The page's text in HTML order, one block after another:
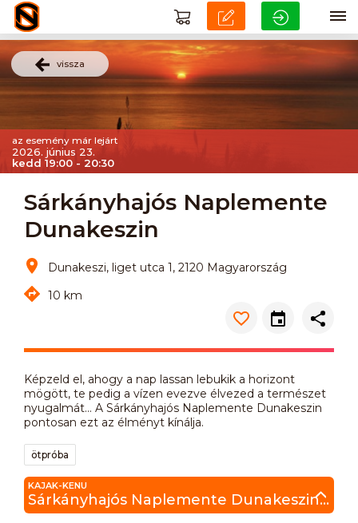
vissza
az esemény már lejárt
2026. június 23.
kedd 19:00 - 20:30
Sárkányhajós Naplemente
Dunakeszin
Dunakeszi, liget utca 1, 2120 Magyarország
10 km
Képzeld el, ahogy a nap lassan lebukik a horizont
mögött, te pedig a vízen evezve élvezed a természet
nyugalmát… A Sárkányhajós Naplemente Dunakeszin
pontosan ezt az élményt kínálja.
ötpróba
KAJAK-KENU
Sárkányhajós Naplemente Dunakeszin 10